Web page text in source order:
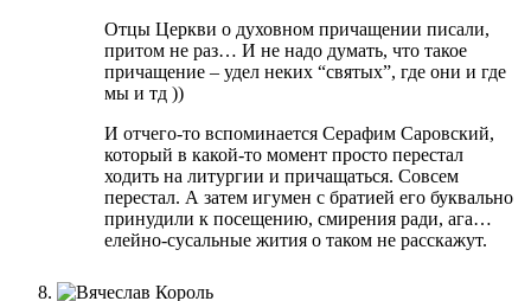
Отцы Церкви о духовном причащении писали,
притом не раз… И не надо думать, что такое
причащение – удел неких “святых”, где они и где
мы и тд ))
И отчего-то вспоминается Серафим Саровский,
который в какой-то момент просто перестал
ходить на литургии и причащаться. Совсем
перестал. А затем игумен с братией его буквально
принудили к посещению, смирения ради, ага…
елейно-сусальные жития о таком не расскажут.